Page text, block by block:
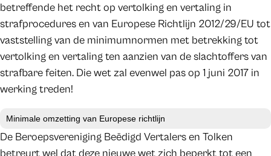
betreffende het recht op vertolking en vertaling in
strafprocedures en van Europese Richtlijn 2012/29/EU tot
vaststelling van de minimumnormen met betrekking tot
vertolking en vertaling ten aanzien van de slachtoffers van
strafbare feiten. Die wet zal evenwel pas op 1 juni 2017 in
werking treden!
Minimale omzetting van Europese richtlijn
De Beroepsvereniging Beëdigd Vertalers en Tolken
betreurt wel dat deze nieuwe wet zich beperkt tot een